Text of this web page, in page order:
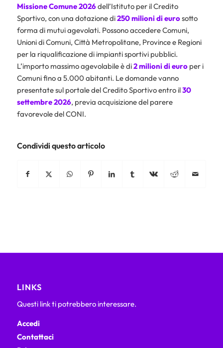
Missione Comune 2026dell’Istituto per il Credito
Sportivo, con una dotazione di250 milioni di eurosotto
forma di mutui agevolati. Possono accedere Comuni,
Unioni di Comuni, Città Metropolitane, Province e Regioni
per la riqualificazione di impianti sportivi pubblici.
L’importo massimo agevolabile è di2 milioni di europer i
Comuni fino a 5.000 abitanti. Le domande vanno
presentate sul portale del Credito Sportivo entro il30
settembre 2026, previa acquisizione del parere
favorevole del CONI.
Condividi questo articolo
LINKS
Questi link ti potrebbero interessare.
Accedi
Contattaci